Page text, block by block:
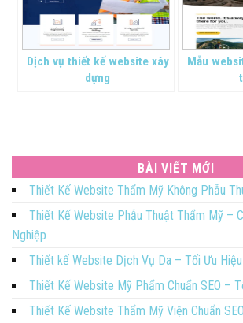
Dịch vụ thiết kế website xây
dựng
Mẫu
BÀI VIẾT MỚI
Thiết Kế Website Thẩm Mỹ Không Phẫu
Thiết Kế Website Phẫu Thuật Thẩm Mỹ –
Nghiệp
Thiết kế Website Dịch Vụ Da – Tối Ưu Hiệu
Thiết Kế Website Mỹ Phẩm Chuẩn SEO –
Thiết Kế Website Thẩm Mỹ Viện Chuẩn